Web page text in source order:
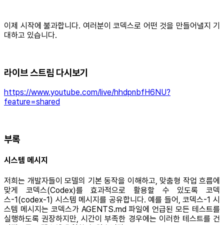
이제 시작에 불과합니다. 여러분이 코덱스로 어떤 것을 만들어낼지 기
대하고 있습니다.
라이브 스트림 다시보기
https://www.youtube.com/live/hhdpnbfH6NU?
feature=shared
부록
시스템 메시지
저희는 개발자들이 모델의 기본 동작을 이해하고, 맞춤형 작업 흐름에
맞게 코덱스(Codex)를 효과적으로 활용할 수 있도록 코덱
스-1(codex-1) 시스템 메시지를 공유합니다. 예를 들어, 코덱스-1 시
스템 메시지는 코덱스가 AGENTS.md 파일에 언급된 모든 테스트를
실행하도록 권장하지만, 시간이 부족한 경우에는 이러한 테스트를 건